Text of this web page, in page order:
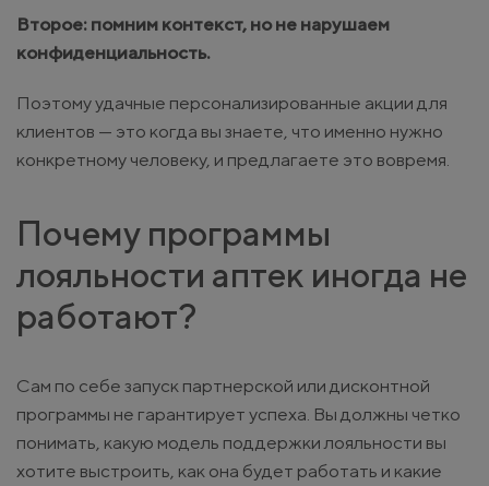
Второе: помним контекст, но не нарушаем
конфиденциальность.
Поэтому удачные персонализированные акции для
клиентов — это когда вы знаете, что именно нужно
конкретному человеку, и предлагаете это вовремя.
Почему программы
лояльности аптек иногда не
работают?
Сам по себе запуск партнерской или дисконтной
программы не гарантирует успеха. Вы должны четко
понимать, какую модель поддержки лояльности вы
хотите выстроить, как она будет работать и какие